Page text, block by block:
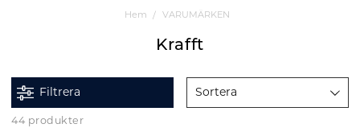
Hem VARUMÄRKEN
Krafft
Filtrera Sortera
44 produkter